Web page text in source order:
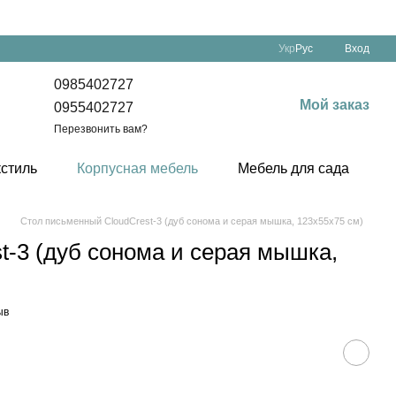
Укр Рус Вход
0985402727
0955402727
Перезвонить вам?
Мой заказ
Корпусная мебель Мебель для сада
Стол письменный CloudCrest-3 (дуб сонома и серая мышка, 123х55х75 см)
3 (дуб сонома и серая мышка,